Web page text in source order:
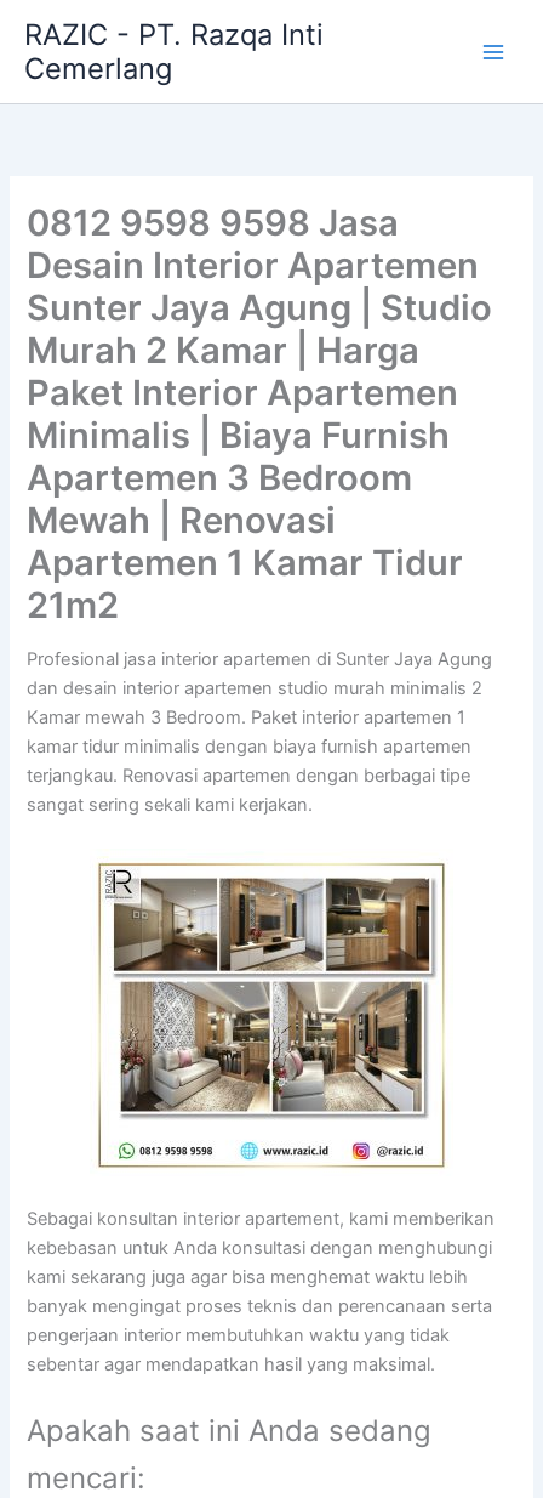
content
RAZIC - PT. Razqa Inti
Cemerlang
0812 9598 9598 Jasa
Desain Interior Apartemen
Sunter Jaya Agung | Studio
Murah 2 Kamar | Harga
Paket Interior Apartemen
Minimalis | Biaya Furnish
Apartemen 3 Bedroom
Mewah | Renovasi
Apartemen 1 Kamar Tidur
21m2
Profesional jasa interior apartemen di Sunter Jaya Agung
dan desain interior apartemen studio murah minimalis 2
Kamar mewah 3 Bedroom. Paket interior apartemen 1
kamar tidur minimalis dengan biaya furnish apartemen
terjangkau. Renovasi apartemen dengan berbagai tipe
sangat sering sekali kami kerjakan.
Sebagai konsultan interior apartement, kami memberikan
kebebasan untuk Anda konsultasi dengan menghubungi
kami sekarang juga agar bisa menghemat waktu lebih
banyak mengingat proses teknis dan perencanaan serta
pengerjaan interior membutuhkan waktu yang tidak
sebentar agar mendapatkan hasil yang maksimal.
Apakah saat ini Anda sedang
mencari: